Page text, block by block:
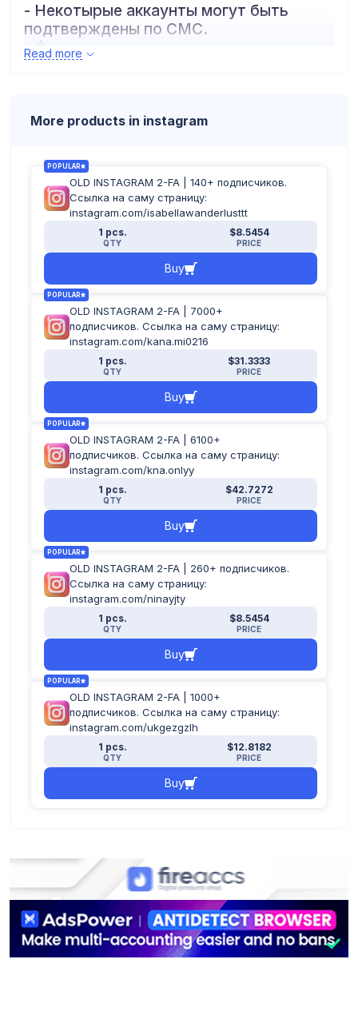
- Некотырые аккаунты могут быть
подтверждены по СМС.
- Формат аккаунтов:
логин:пароль:почта:пароль_почты:2fa
Read more
More products in instagram
POPULAR
OLD INSTAGRAM 2-FA | 140+ подписчиков.
Ссылка на саму страницу:
instagram.com/isabellawanderlusttt
1 pcs.
QTY
$8.5454
PRICE
Buy
POPULAR
OLD INSTAGRAM 2-FA | 7000+
подписчиков. Ссылка на саму страницу:
instagram.com/kana.mi0216
1 pcs.
QTY
$31.3333
PRICE
Buy
POPULAR
OLD INSTAGRAM 2-FA | 6100+
подписчиков. Ссылка на саму страницу:
instagram.com/kna.onlyy
1 pcs.
QTY
$42.7272
PRICE
Buy
POPULAR
OLD INSTAGRAM 2-FA | 260+ подписчиков.
Ссылка на саму страницу:
instagram.com/ninayjty
1 pcs.
QTY
$8.5454
PRICE
Buy
POPULAR
OLD INSTAGRAM 2-FA | 1000+
подписчиков. Ссылка на саму страницу:
instagram.com/ukgezgzlh
1 pcs.
QTY
$12.8182
PRICE
Buy